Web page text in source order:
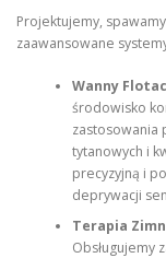
Projektujemy,
zaawansowane
Wanny
środowisko
zastosowania
tytanowych i
precyzyjną i
deprywacji
Terapia
Obsługujemy